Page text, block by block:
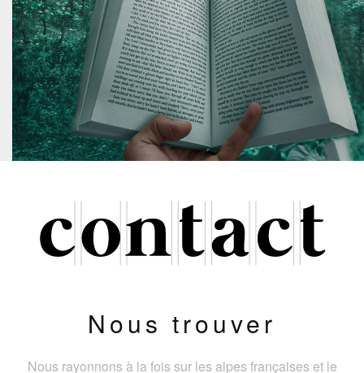
Nous trouver
Nous rayonnons à la fois sur les alpes françaises et le